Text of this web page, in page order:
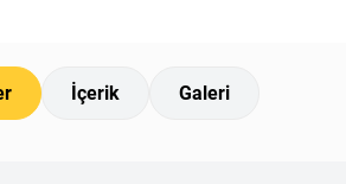
İçerik Galeri